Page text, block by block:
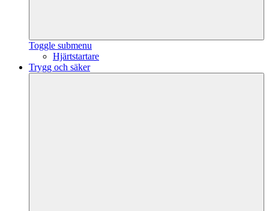
Toggle submenu
Hjärtstartare
Trygg och säker